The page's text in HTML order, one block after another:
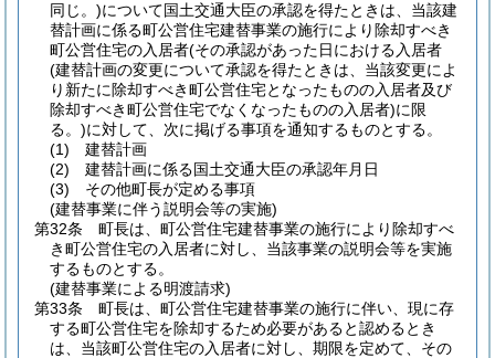
同じ。)について国土交通大臣の承認を得たときは、当該建
替計画に係る町公営住宅建替事業の施行により除却すべき
町公営住宅の入居者(その承認があった日における入居者
(建替計画の変更について承認を得たときは、当該変更によ
り新たに除却すべき町公営住宅となったものの入居者及び
除却すべき町公営住宅でなくなったものの入居者)に限
る。)に対して、次に掲げる事項を通知するものとする。
(1)
建替計画
(2)
建替計画に係る国土交通大臣の承認年月日
(3)
その他町長が定める事項
(建替事業に伴う説明会等の実施)
第32条
町長は、町公営住宅建替事業の施行により除却すべ
き町公営住宅の入居者に対し、当該事業の説明会等を実施
するものとする。
(建替事業による明渡請求)
第33条
町長は、町公営住宅建替事業の施行に伴い、現に存
する町公営住宅を除却するため必要があると認めるとき
は、当該町公営住宅の入居者に対し、期限を定めて、その